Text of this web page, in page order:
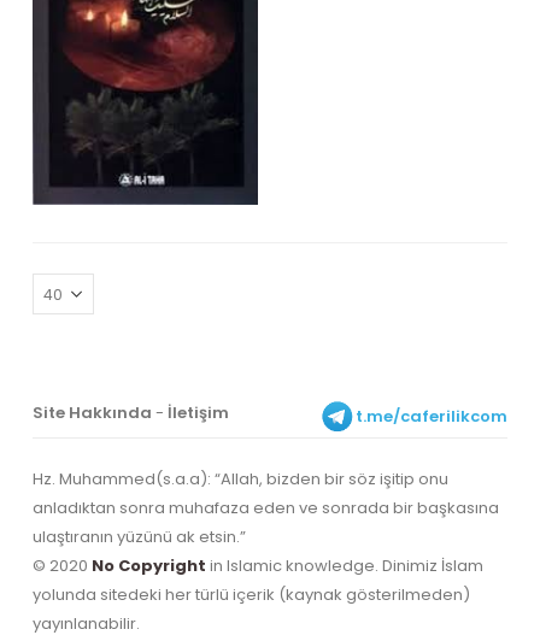
Site Hakkında - İletişim t.me/caferilikcom
Hz. Muhammed(s.a.a): “Allah, bizden bir söz işitip onu
anladıktan sonra muhafaza eden ve sonrada bir başkasına
ulaştıranın yüzünü ak etsin.”
© 2020 No Copyright in Islamic knowledge. Dinimiz İslam
yolunda sitedeki her türlü içerik (kaynak gösterilmeden)
yayınlanabilir.